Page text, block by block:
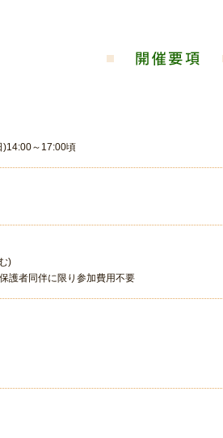
～17:00頃
)
護者同伴に限り参加費用不要